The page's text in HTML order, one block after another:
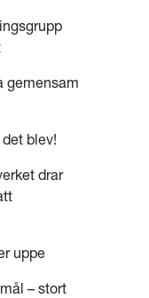
gemensam
blev!
drar
uppe
– stort